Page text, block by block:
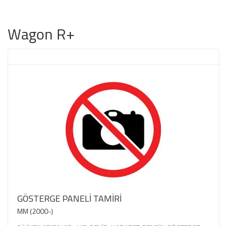
Wagon R+
GÖSTERGE PANELİ TAMİRİ
MM (2000-)